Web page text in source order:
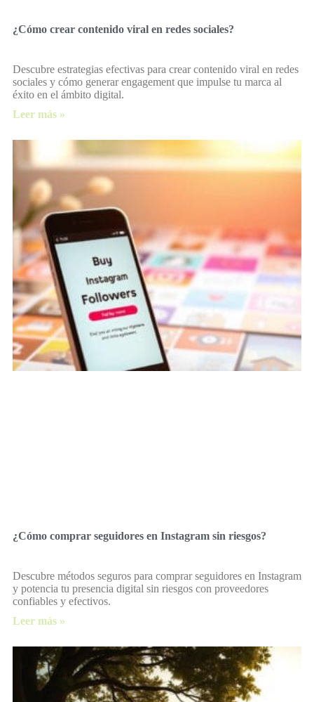
¿Cómo crear contenido viral en redes sociales?
Descubre estrategias efectivas para crear contenido viral en redes
sociales y cómo generar engagement que impulse tu marca al
éxito en el ámbito digital.
Leer más »
¿Cómo comprar seguidores en Instagram sin riesgos?
Descubre métodos seguros para comprar seguidores en Instagram
y potencia tu presencia digital sin riesgos con proveedores
confiables y efectivos.
Leer más »